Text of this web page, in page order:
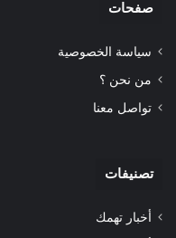
صفحات
سياسة الخصوصية
من نحن ؟
تواصل معنا
تصنيفات
أخبار تهمك